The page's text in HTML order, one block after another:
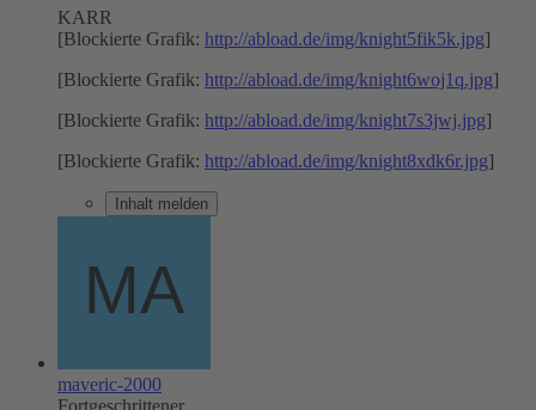
KARR
[Blockierte Grafik: http://abload.de/img/knight5fik5k.jpg]
[Blockierte Grafik: http://abload.de/img/knight6woj1q.jpg]
[Blockierte Grafik: http://abload.de/img/knight7s3jwj.jpg]
[Blockierte Grafik: http://abload.de/img/knight8xdk6r.jpg]
Inhalt melden
maveric-2000
Fortgeschrittener